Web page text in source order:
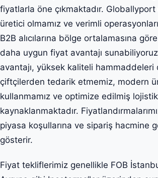
fiyatlarla öne çıkmaktadır.
üretici olmamız ve verimli
B2B alıcılarına bölge ortalamasına
daha uygun fiyat avantajı
avantajı, yüksek kaliteli hammaddeleri
çiftçilerden tedarik etmemiz, modern
kullanmamız ve optimize edilmiş lojistik
kaynaklanmaktadır.
piyasa koşullarına ve sipariş hacmine
gösterir.
Fiyat tekliflerimiz genellikle FOB